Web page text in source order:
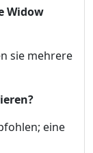
Widow
sie mehrere
eine